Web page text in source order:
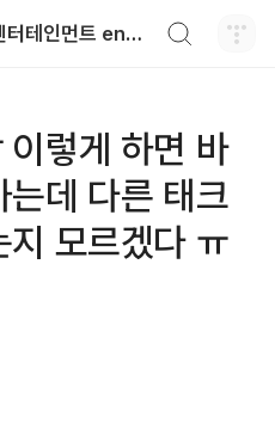
와일드진생WG엔터테인먼트 entertainment
이렇게 하면 바
데 다른 태크
모르겠다 ㅠ